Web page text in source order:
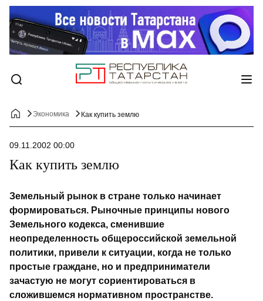
Экономика Как купить землю
09.11.2002 00:00
Как купить землю
Земельный рынок в стране только начинает
формироваться. Рыночные принципы нового
Земельного кодекса, сменившие
неопределенность общероссийской земельной
политики, привели к ситуации, когда не только
простые граждане, но и предприниматели
зачастую не могут сориентироваться в
сложившемся нормативном пространстве.